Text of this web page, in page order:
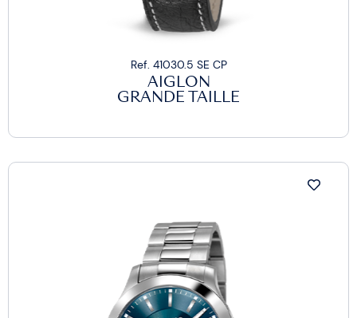
Ref. 41030.5 SE CP
AIGLON
GRANDE TAILLE